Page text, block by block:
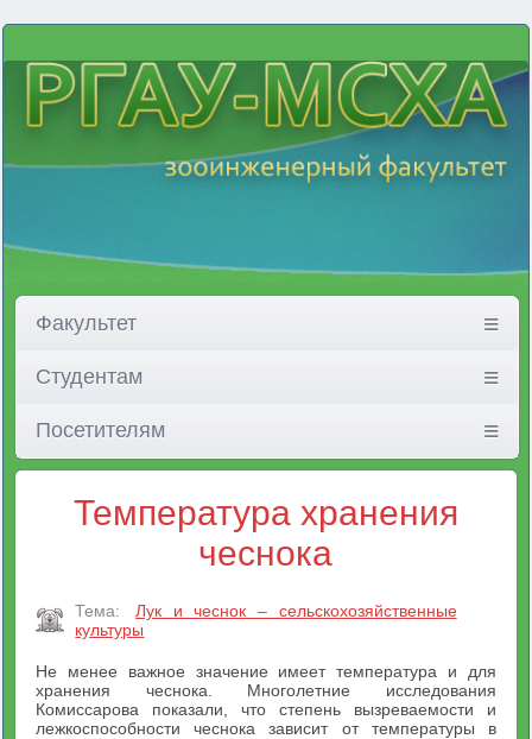
Факультет
Студентам
Посетителям
Температура хранения
чеснока
Тема:
Лук и чеснок – сельскохозяйственные
культуры
Не менее важное значение имеет температура и для
хранения чеснока. Многолетние исследования
Комиссарова показали, что степень вызреваемости и
лежкоспособности чеснока зависит от температуры в